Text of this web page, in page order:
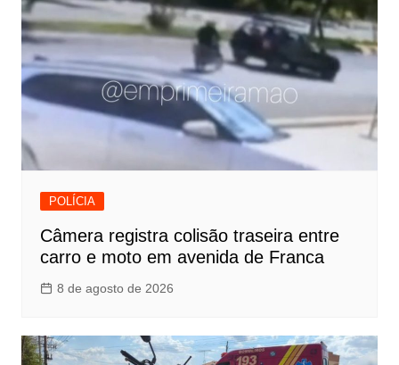
POLÍCIA
Câmera registra colisão traseira entre
carro e moto em avenida de Franca
8 de agosto de 2026